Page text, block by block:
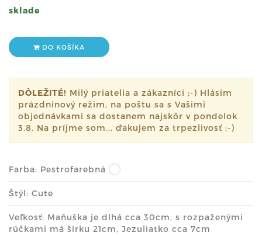
sklade
DO KOŠÍKA
DÔLEŽITÉ! Milý priatelia a zákazníci ;-) Hlásim
prázdninový režim, na poštu sa s Vašimi
objednávkami sa dostanem najskôr v pondelok
3.8. Na príjme som... ďakujem za trpezlivosť ;-)
Farba: Pestrofarebná
Štýl: Cute
Veľkosť: Maňuška je dlhá cca 30cm, s rozpaženými
rúčkami má šírku 21cm, Jezuliatko cca 7cm